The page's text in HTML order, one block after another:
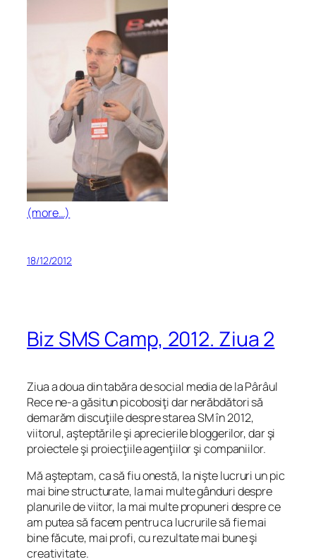
(more…)
18/12/2012
Biz SMS Camp, 2012. Ziua 2
Ziua a doua din tabăra de social media de la Pârâul
Rece ne-a găsitun picobosiţi dar nerăbdători să
demarăm discuţiile despre starea SM în 2012,
viitorul, aşteptările şi aprecierile bloggerilor, dar şi
proiectele şi proiecţiile agenţiilor şi companiilor.
Mă aşteptam, ca să fiu onestă, la nişte lucruri un pic
mai bine structurate, la mai multe gânduri despre
planurile de viitor, la mai multe propuneri despre ce
am putea să facem pentru ca lucrurile să fie mai
bine făcute, mai profi, cu rezultate mai bune şi
creativitate.